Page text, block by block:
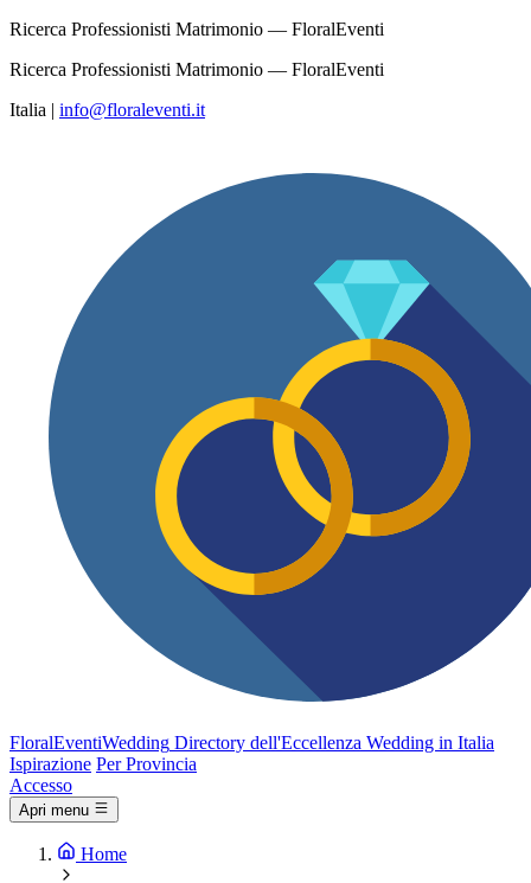
Ricerca Professionisti Matrimonio — FloralEventi
Ricerca Professionisti Matrimonio — FloralEventi
Italia | info@floraleventi.it
FloralEventiWedding Directory dell'Eccellenza Wedding in Italia
Ispirazione Per Provincia
Accesso
Apri menu
Home